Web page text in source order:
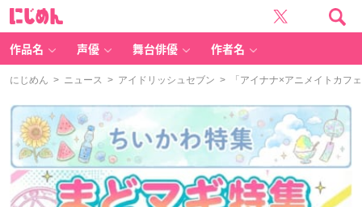
作品名 声優 舞台俳優 作者名
にじめん > ニュース > アイドリッシュセブン > 「アイナナ×アニメイトカフ